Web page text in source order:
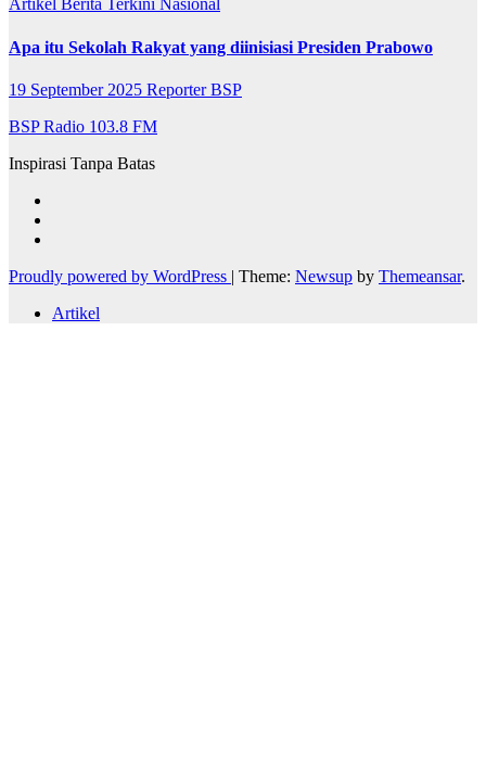
Artikel Berita Terkini Nasional
Apa itu Sekolah Rakyat yang diinisiasi Presiden Prabowo
19 September 2025 Reporter BSP
BSP Radio 103.8 FM
Inspirasi Tanpa Batas
Proudly powered by WordPress | Theme: Newsup by Themeansar.
Artikel